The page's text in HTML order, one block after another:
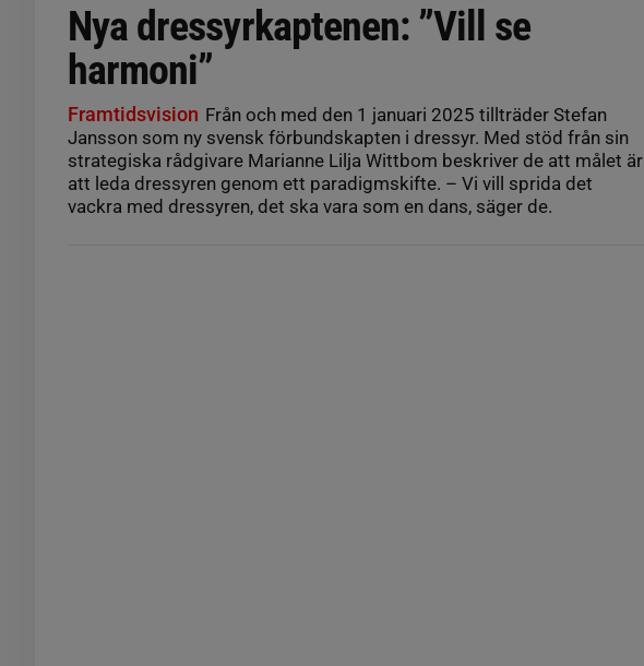
Nya dressyrkaptenen: ”Vill se
harmoni”
Framtidsvision Från och med den 1 januari 2025 tillträder Stefan
Jansson som ny svensk förbundskapten i dressyr. Med stöd från sin
strategiska rådgivare Marianne Lilja Wittbom beskriver de att målet är
att leda dressyren genom ett paradigmskifte. – Vi vill sprida det
vackra med dressyren, det ska vara som en dans, säger de.